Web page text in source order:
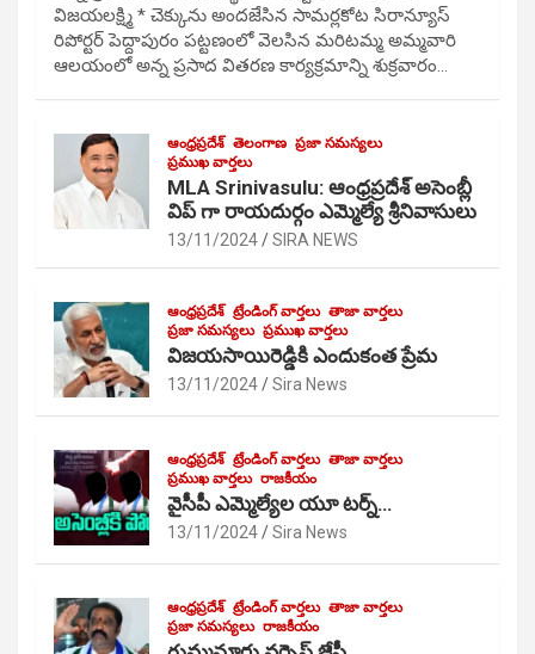
విజయలక్ష్మి * చెక్కును అందజేసిన సామర్లకోట సిరాన్యూస్
రిపోర్టర్ పెద్దాపురం పట్టణంలో వెలసిన మరిటమ్మ అమ్మవారి
ఆలయంలో అన్న ప్రసాద వితరణ కార్యక్రమాన్ని శుక్రవారం…
ఆంధ్రప్రదేశ్ తెలంగాణ ప్రజా సమస్యలు
ప్రముఖ వార్తలు
MLA Srinivasulu: ఆంధ్రప్రదేశ్ అసెంబ్లీ
విప్ గా రాయదుర్గం ఎమ్మెల్యే శ్రీనివాసులు
13/11/2024 SIRA NEWS
ఆంధ్రప్రదేశ్ ట్రేండింగ్ వార్తలు తాజా వార్తలు
ప్రజా సమస్యలు ప్రముఖ వార్తలు
విజయసాయిరెడ్డికి ఎందుకంత ప్రేమ
13/11/2024 Sira News
ఆంధ్రప్రదేశ్ ట్రేండింగ్ వార్తలు తాజా వార్తలు
ప్రముఖ వార్తలు రాజకీయం
వైసీపీ ఎమ్మెల్యేల యూ టర్న్…
13/11/2024 Sira News
ఆంధ్రప్రదేశ్ ట్రేండింగ్ వార్తలు తాజా వార్తలు
ప్రజా సమస్యలు రాజకీయం